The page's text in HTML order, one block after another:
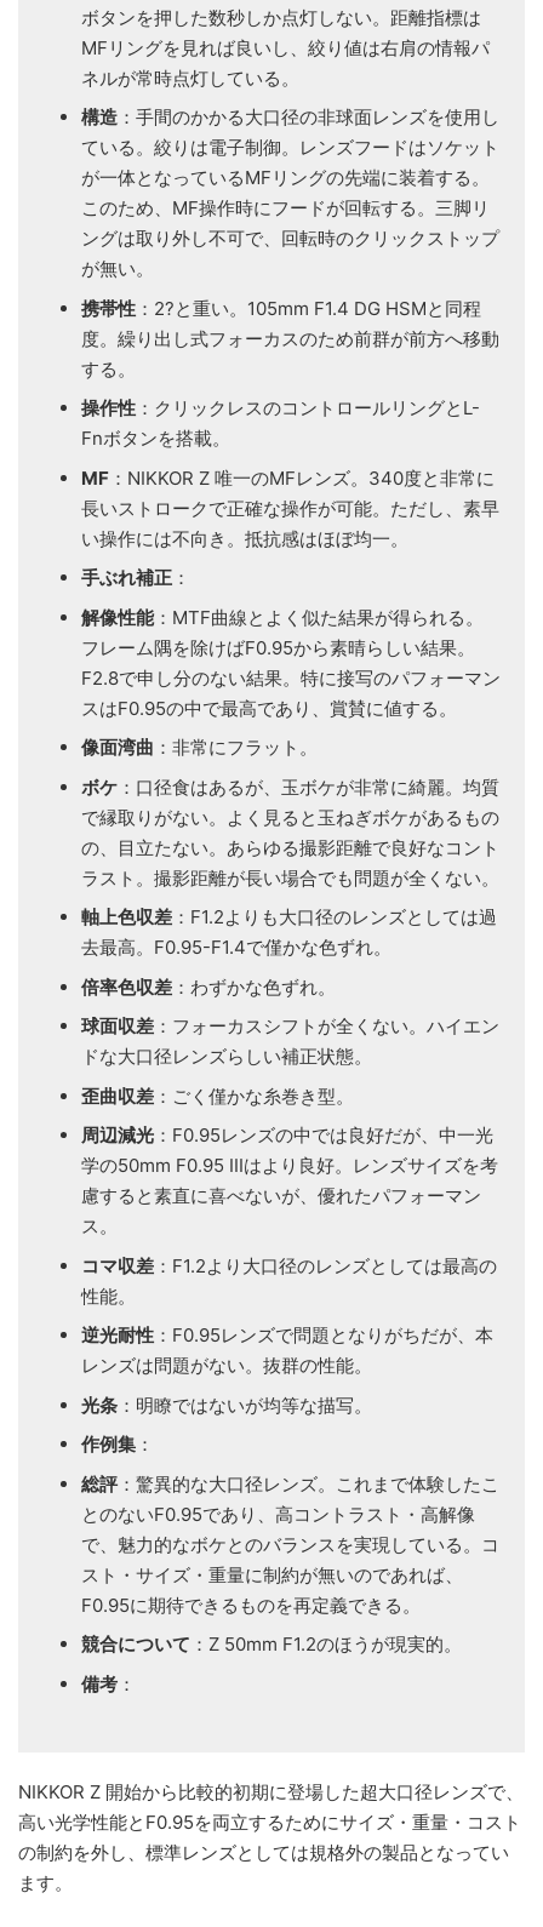
ボタンを押した数秒しか点灯しない。距離指標は
MFリングを見れば良いし、絞り値は右肩の情報パ
ネルが常時点灯している。
構造 ：手間のかかる大口径の非球面レンズを使用し
ている。絞りは電子制御。レンズフードはソケット
が一体となっているMFリングの先端に装着する。
このため、MF操作時にフードが回転する。三脚リ
ングは取り外し不可で、回転時のクリックストップ
が無い。
携帯性 ：2?と重い。105mm F1.4 DG HSMと同程
度。繰り出し式フォーカスのため前群が前方へ移動
する。
操作性 ：クリックレスのコントロールリングとL-
Fnボタンを搭載。
MF ：NIKKOR Z 唯一のMFレンズ。340度と非常に
長いストロークで正確な操作が可能。ただし、素早
い操作には不向き。抵抗感はほぼ均一。
手ぶれ補正 ：
解像性能：MTF曲線とよく似た結果が得られる。
フレーム隅を除けばF0.95から素晴らしい結果。
F2.8で申し分のない結果。特に接写のパフォーマン
スはF0.95の中で最高であり、賞賛に値する。
像面湾曲 ：非常にフラット。
ボケ ：口径食はあるが、玉ボケが非常に綺麗。均質
で縁取りがない。よく見ると玉ねぎボケがあるもの
の、目立たない。あらゆる撮影距離で良好なコント
ラスト。撮影距離が長い場合でも問題が全くない。
軸上色収差 ：F1.2よりも大口径のレンズとしては過
去最高。F0.95-F1.4で僅かな色ずれ。
倍率色収差 ：わずかな色ずれ。
球面収差 ：フォーカスシフトが全くない。ハイエン
ドな大口径レンズらしい補正状態。
歪曲収差 ：ごく僅かな糸巻き型。
周辺減光 ：F0.95レンズの中では良好だが、中一光
学の50mm F0.95 IIIはより良好。レンズサイズを考
慮すると素直に喜べないが、優れたパフォーマン
ス。
コマ収差 ：F1.2より大口径のレンズとしては最高の
性能。
逆光耐性 ：F0.95レンズで問題となりがちだが、本
レンズは問題がない。抜群の性能。
光条 ：明瞭ではないが均等な描写。
作例集 ：
総評：驚異的な大口径レンズ。これまで体験したこ
とのないF0.95であり、高コントラスト・高解像
で、魅力的なボケとのバランスを実現している。コ
スト・サイズ・重量に制約が無いのであれば、
F0.95に期待できるものを再定義できる。
競合について ：Z 50mm F1.2のほうが現実的。
備考 ：
NIKKOR Z 開始から比較的初期に登場した超大口径レンズで、
高い光学性能とF0.95を両立するためにサイズ・重量・コスト
の制約を外し、標準レンズとしては規格外の製品となってい
ます。